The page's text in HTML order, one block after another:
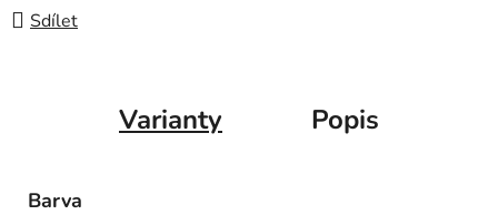
Sdílet
Varianty Popis
Barva